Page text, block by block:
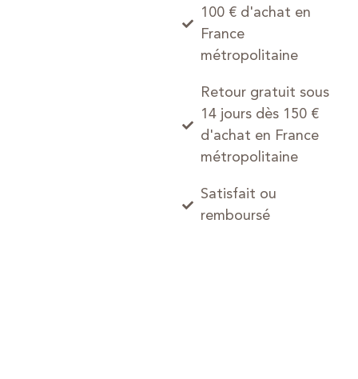
100 € d'achat en
France
métropolitaine
Retour gratuit sous
14 jours dès 150 €
d'achat en France
métropolitaine
Satisfait ou
remboursé